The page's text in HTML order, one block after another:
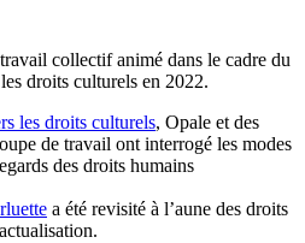
collectif animé dans le cadre du
droits culturels en 2022.
les droits culturels, Opale et des
de travail ont interrogé les modes
des droits humains
a été revisité à l’aune des droits